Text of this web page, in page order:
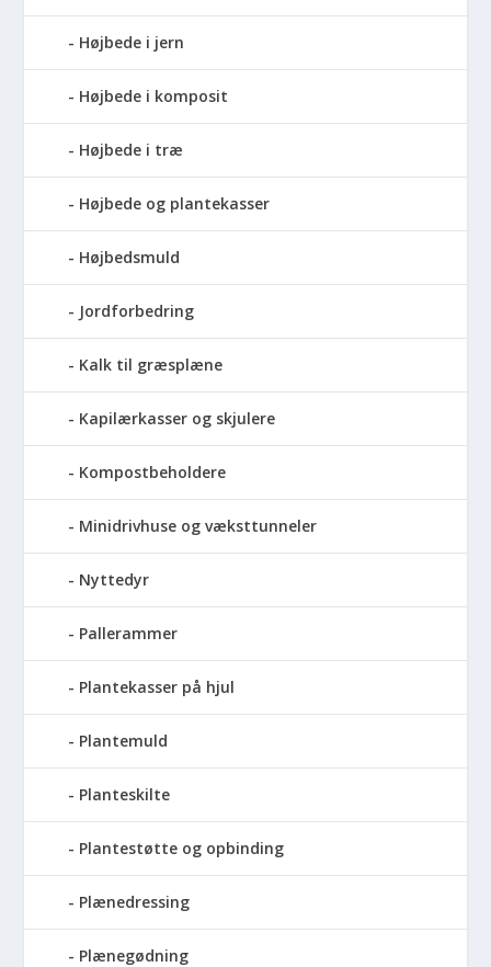
Højbede i jern
Højbede i komposit
Højbede i træ
Højbede og plantekasser
Højbedsmuld
Jordforbedring
Kalk til græsplæne
Kapilærkasser og skjulere
Kompostbeholdere
Minidrivhuse og væksttunneler
Nyttedyr
Pallerammer
Plantekasser på hjul
Plantemuld
Planteskilte
Plantestøtte og opbinding
Plænedressing
Plænegødning